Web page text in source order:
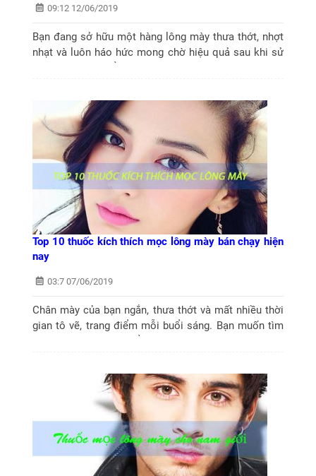
09:12 12/06/2019
Bạn đang sở hữu một hàng lông mày thưa thớt, nhợt
nhạt và luôn háo hức mong chờ hiệu quả sau khi sử
Top 10 thuốc kích thích mọc lông mày bán chạy hiện
nay
03:7 07/06/2019
Chân mày của bạn ngắn, thưa thớt và mất nhiều thời
gian tô vẽ, trang điểm mỗi buổi sáng. Bạn muốn tìm